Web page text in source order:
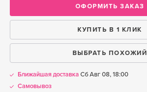
ОФОРМИТЬ ЗАКАЗ
КУПИТЬ В 1 КЛИК
ВЫБРАТЬ ПОХОЖИЙ
Ближайшая доставка Сб Авг 08, 18:00
Самовывоз